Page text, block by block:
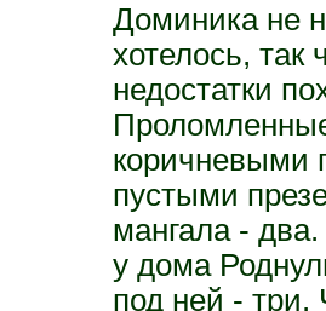
Доминика не
хотелось,
недостатки
коричневыми
пустыми
мангала -
у дома
под ней -